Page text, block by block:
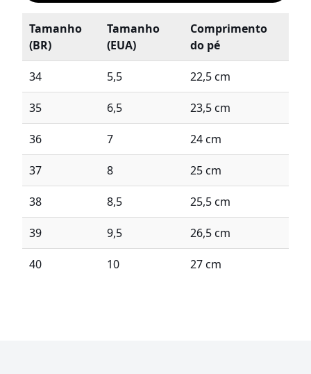
Tamanho
(BR)
Tamanho
(EUA)
Comprimento
do pé
34 5,5 22,5 cm
35 6,5 23,5 cm
36 7 24 cm
37 8 25 cm
38 8,5 25,5 cm
39 9,5 26,5 cm
40 10 27 cm